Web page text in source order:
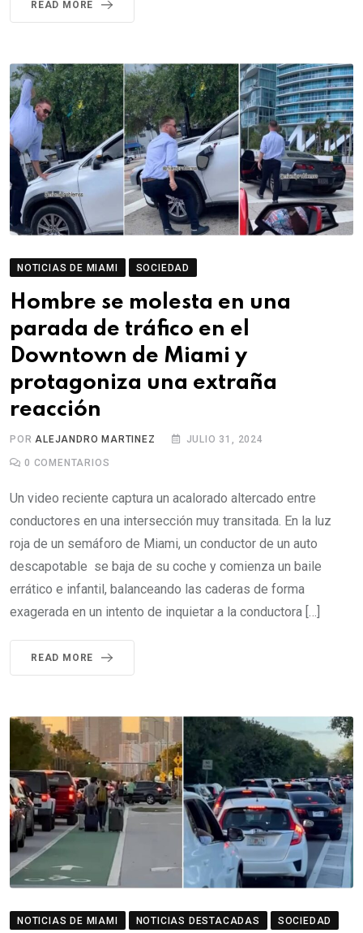
READ MORE
NOTICIAS DE MIAMI SOCIEDAD
Hombre se molesta en una
parada de tráfico en el
Downtown de Miami y
protagoniza una extraña
reacción
PORALEJANDRO MARTINEZ JULIO 31, 2024
0 COMENTARIOS
Un video reciente captura un acalorado altercado entre
conductores en una intersección muy transitada. En la luz
roja de un semáforo de Miami, un conductor de un auto
descapotable se baja de su coche y comienza un baile
errático e infantil, balanceando las caderas de forma
exagerada en un intento de inquietar a la conductora […]
READ MORE
NOTICIAS DE MIAMI NOTICIAS DESTACADAS SOCIEDAD